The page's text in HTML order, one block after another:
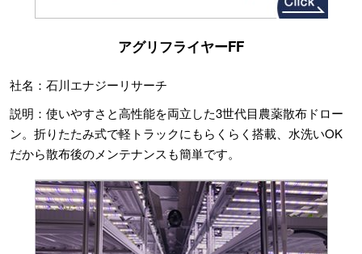
アグリフライヤーFF
社名：石川エナジーリサーチ
説明：使いやすさと高性能を両立した3世代目農薬散布ドロー
ン。折りたたみ式で軽トラックにもらくらく搭載、水洗いOK
だから散布後のメンテナンスも簡単です。